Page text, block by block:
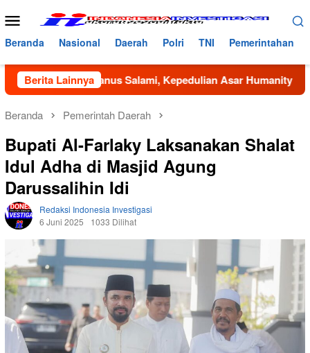
ke
konten
Menu
Mobile
Beranda Nasional Daerah Polri TNI Pemerintahan
Berita Lainnya
Bustanus Salami, Kepedulian Asar Humanity dan
Beranda Pemerintah Daerah
Bupati Al-Farlaky Laksanakan Shalat
Idul Adha di Masjid Agung
Darussalihin Idi
Redaksi Indonesia Investigasi
6 Juni 2025
1033 Dilihat